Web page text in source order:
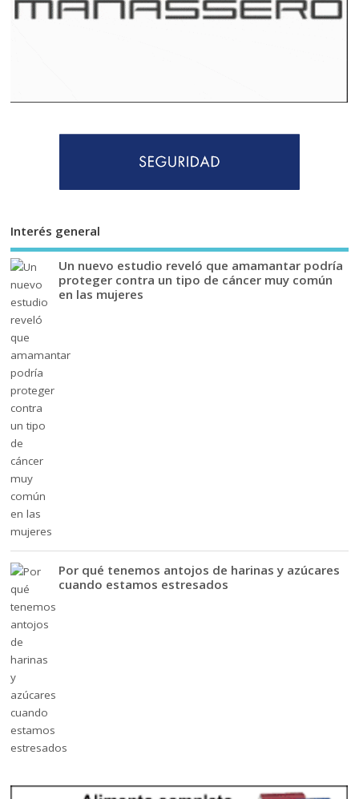
Interés general
Un nuevo estudio reveló que amamantar podría
proteger contra un tipo de cáncer muy común
en las mujeres
Por qué tenemos antojos de harinas y azúcares
cuando estamos estresados